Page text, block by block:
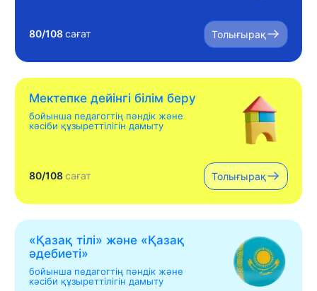
80/108сағат Толығырақ
Мектепке дейінгі білім беру
бойынша педагогтің пәндік және
кәсіби құзыреттілігін дамыту
80/108сағат Толығырақ
«Қазақ тілі» жəне «Қазақ
əдебиеті»
бойынша педагогтің пәндік және
кәсіби құзыреттілігін дамыту